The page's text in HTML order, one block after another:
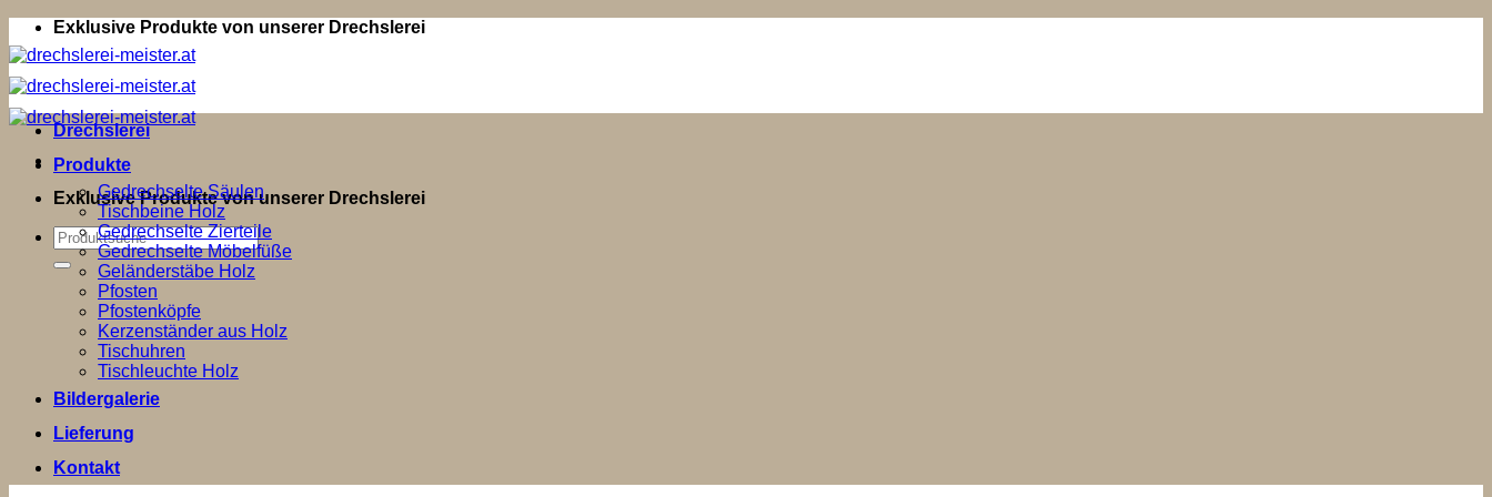
Zum
Inhalt
springen
Exklusive Produkte von unserer Drechslerei
Exklusive Produkte von unserer Drechslerei
Suchen
nach:
Drechslerei
Produkte
Gedrechselte Säulen
Tischbeine Holz
Gedrechselte Zierteile
Gedrechselte Möbelfüße
Geländerstäbe Holz
Pfosten
Pfostenköpfe
Kerzenständer aus Holz
Tischuhren
Tischleuchte Holz
Bildergalerie
Lieferung
Kontakt